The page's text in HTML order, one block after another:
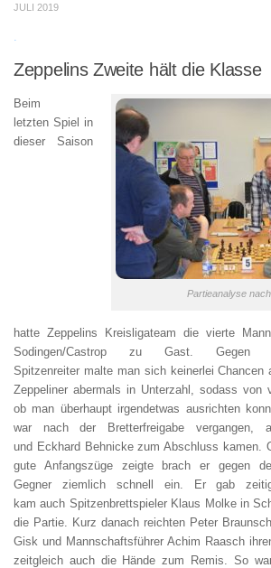
JULI 2019
.
Zeppelins Zweite hält die Klasse
Partieanalyse
Beim
letzten Spiel in
dieser Saison
hatte Zeppelins Kreisligateam die vierte
Sodingen/Castrop zu Gast. Gegen
Spitzenreiter malte man sich keinerlei Chancen
Zeppeliner abermals in Unterzahl, sodass von
ob man überhaupt irgendetwas ausrichten
war nach der Bretterfreigabe vergangen,
und Eckhard Behnicke zum Abschluss kamen.
gute Anfangszüge zeigte brach er gegen
Gegner ziemlich schnell ein. Er gab
kam auch Spitzenbrettspieler Klaus Molke in
die Partie. Kurz danach reichten Peter
Gisk und Mannschaftsführer Achim Raasch
zeitgleich auch die Hände zum Remis. So